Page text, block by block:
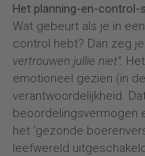
Het planning-en-
Wat gebeurt als je in
control hebt? Dan zeg
vertrouwen jullie niet”.
emotioneel gezien (in
verantwoordelijkheid.
beoordelingsvermogen
het ‘gezonde
leefwereld